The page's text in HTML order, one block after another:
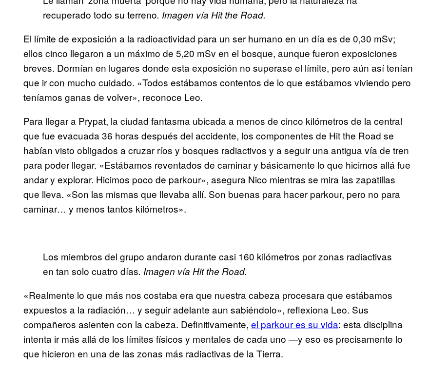
recuperado todo su terreno. Imagen vía Hit the Road.
El límite de exposición a la radioactividad para un ser humano en un día es de 0,30 mSv;
ellos cinco llegaron a un máximo de 5,20 mSv en el bosque, aunque fueron exposiciones
breves. Dormían en lugares donde esta exposición no superase el límite, pero aún así tenían
que ir con mucho cuidado. «Todos estábamos contentos de lo que estábamos viviendo pero
teníamos ganas de volver», reconoce Leo.
Para llegar a Prypat, la ciudad fantasma ubicada a menos de cinco kilómetros de la central
que fue evacuada 36 horas después del accidente, los componentes de Hit the Road se
habían visto obligados a cruzar ríos y bosques radiactivos y a seguir una antigua vía de tren
para poder llegar. «Estábamos reventados de caminar y básicamente lo que hicimos allá fue
andar y explorar. Hicimos poco de parkour», asegura Nico mientras se mira las zapatillas
que lleva. «Son las mismas que llevaba allí. Son buenas para hacer parkour, pero no para
caminar… y menos tantos kilómetros».
Los miembros del grupo andaron durante casi 160 kilómetros por zonas radiactivas
en tan solo cuatro días. Imagen vía Hit the Road.
«Realmente lo que más nos costaba era que nuestra cabeza procesara que estábamos
expuestos a la radiación… y seguir adelante aun sabiéndolo», reflexiona Leo. Sus
compañeros asienten con la cabeza. Definitivamente, el parkour es su vida: esta disciplina
intenta ir más allá de los límites físicos y mentales de cada uno —y eso es precisamente lo
que hicieron en una de las zonas más radiactivas de la Tierra.